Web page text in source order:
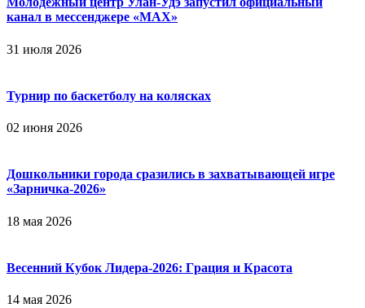
канал в мессенджере «МАХ»
31 июля 2026
Турнир по баскетболу на колясках
02 июня 2026
Дошкольники города сразились в захватывающей игре
«Зарничка‑2026»
18 мая 2026
Весенний Кубок Лидера-2026: Гpaция и Кpacoтa
14 мая 2026